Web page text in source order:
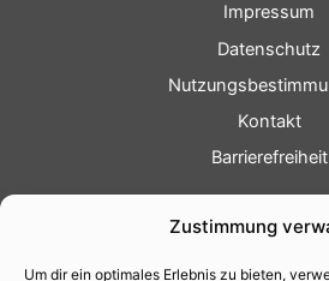
Zustimmung
Um dir ein optimales Erlebnis zu bieten,
Impressum
Datenschutz
Kontakt
Barrierefreiheit
Fotoservice